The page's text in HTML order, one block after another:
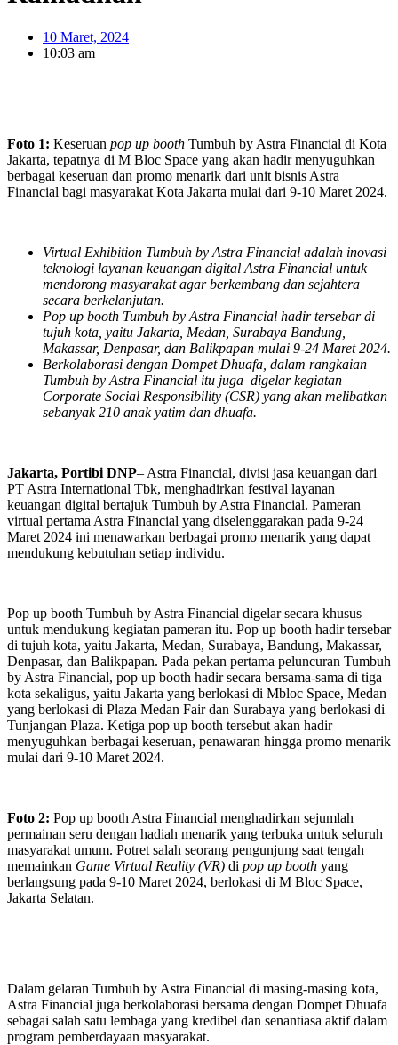
10 Maret, 2024
10:03 am
Foto 1: Keseruan pop up booth Tumbuh by Astra Financial di Kota
Jakarta, tepatnya di M Bloc Space yang akan hadir menyuguhkan
berbagai keseruan dan promo menarik dari unit bisnis Astra
Financial bagi masyarakat Kota Jakarta mulai dari 9-10 Maret 2024.
Virtual Exhibition Tumbuh by Astra Financial adalah inovasi
teknologi layanan keuangan digital Astra Financial untuk
mendorong masyarakat agar berkembang dan sejahtera
secara berkelanjutan.
Pop up booth Tumbuh by Astra Financial hadir tersebar di
tujuh kota, yaitu Jakarta, Medan, Surabaya Bandung,
Makassar, Denpasar, dan Balikpapan mulai 9-24 Maret 2024.
Berkolaborasi dengan Dompet Dhuafa, dalam rangkaian
Tumbuh by Astra Financial itu juga digelar kegiatan
Corporate Social Responsibility (CSR) yang akan melibatkan
sebanyak 210 anak yatim dan dhuafa.
Jakarta, Portibi DNP– Astra Financial, divisi jasa keuangan dari
PT Astra International Tbk, menghadirkan festival layanan
keuangan digital bertajuk Tumbuh by Astra Financial. Pameran
virtual pertama Astra Financial yang diselenggarakan pada 9-24
Maret 2024 ini menawarkan berbagai promo menarik yang dapat
mendukung kebutuhan setiap individu.
Pop up booth Tumbuh by Astra Financial digelar secara khusus
untuk mendukung kegiatan pameran itu. Pop up booth hadir tersebar
di tujuh kota, yaitu Jakarta, Medan, Surabaya, Bandung, Makassar,
Denpasar, dan Balikpapan. Pada pekan pertama peluncuran Tumbuh
by Astra Financial, pop up booth hadir secara bersama-sama di tiga
kota sekaligus, yaitu Jakarta yang berlokasi di Mbloc Space, Medan
yang berlokasi di Plaza Medan Fair dan Surabaya yang berlokasi di
Tunjangan Plaza. Ketiga pop up booth tersebut akan hadir
menyuguhkan berbagai keseruan, penawaran hingga promo menarik
mulai dari 9-10 Maret 2024.
Foto 2: Pop up booth Astra Financial menghadirkan sejumlah
permainan seru dengan hadiah menarik yang terbuka untuk seluruh
masyarakat umum. Potret salah seorang pengunjung saat tengah
memainkan Game Virtual Reality (VR) di pop up booth yang
berlangsung pada 9-10 Maret 2024, berlokasi di M Bloc Space,
Jakarta Selatan.
Dalam gelaran Tumbuh by Astra Financial di masing-masing kota,
Astra Financial juga berkolaborasi bersama dengan Dompet Dhuafa
sebagai salah satu lembaga yang kredibel dan senantiasa aktif dalam
program pemberdayaan masyarakat.